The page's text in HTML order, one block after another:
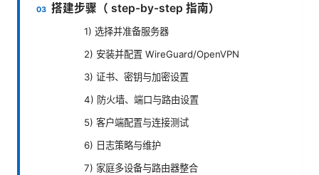
搭建步骤（ step-by-step 指南）
1) 选择并准备服务器
2) 安装并配置 WireGuard/OpenVPN
3) 证书、密钥与加密设置
4) 防火墙、端口与路由设置
5) 客户端配置与连接测试
6) 日志策略与维护
7) 家庭多设备与路由器整合